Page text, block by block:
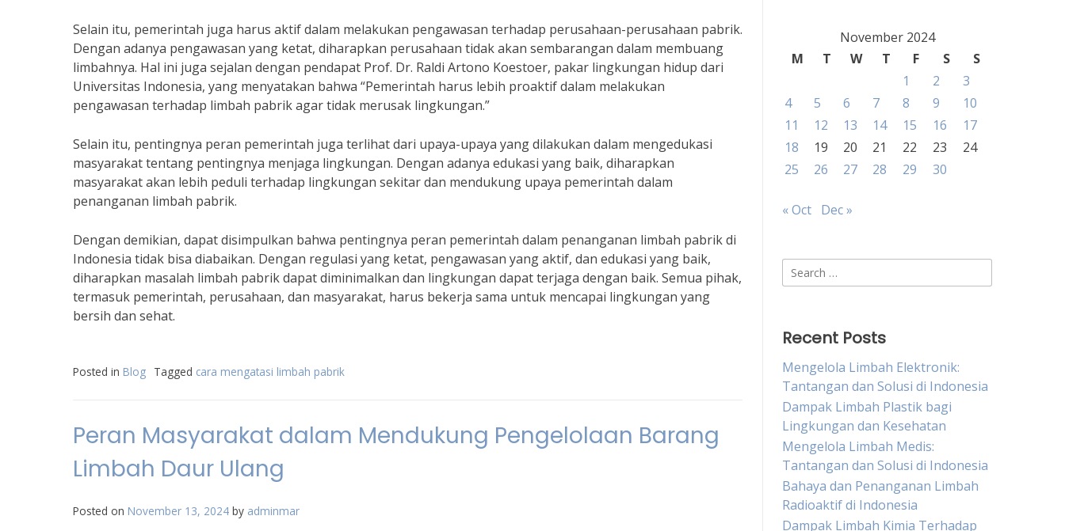
Selain itu, pemerintah juga harus aktif dalam melakukan pengawasan terhadap perusahaan-perusahaan pabrik.
Dengan adanya pengawasan yang ketat, diharapkan perusahaan tidak akan sembarangan dalam membuang
limbahnya. Hal ini juga sejalan dengan pendapat Prof. Dr. Raldi Artono Koestoer, pakar lingkungan hidup dari
Universitas Indonesia, yang menyatakan bahwa “Pemerintah harus lebih proaktif dalam melakukan
pengawasan terhadap limbah pabrik agar tidak merusak lingkungan.”
Selain itu, pentingnya peran pemerintah juga terlihat dari upaya-upaya yang dilakukan dalam mengedukasi
masyarakat tentang pentingnya menjaga lingkungan. Dengan adanya edukasi yang baik, diharapkan
masyarakat akan lebih peduli terhadap lingkungan sekitar dan mendukung upaya pemerintah dalam
penanganan limbah pabrik.
Dengan demikian, dapat disimpulkan bahwa pentingnya peran pemerintah dalam penanganan limbah pabrik di
Indonesia tidak bisa diabaikan. Dengan regulasi yang ketat, pengawasan yang aktif, dan edukasi yang baik,
diharapkan masalah limbah pabrik dapat diminimalkan dan lingkungan dapat terjaga dengan baik. Semua pihak,
termasuk pemerintah, perusahaan, dan masyarakat, harus bekerja sama untuk mencapai lingkungan yang
bersih dan sehat.
Posted in Blog Tagged cara mengatasi limbah pabrik
Peran Masyarakat dalam Mendukung Pengelolaan Barang
Limbah Daur Ulang
Posted on November 13, 2024 by adminmar
November 2024
M
T W T F S
S
1
2
3
4
5 6 7 8 9
10
11
12 13 14 15 16
17
18
19 20 21 22 23
24
25
26 27 28 29 30
« Oct Dec »
Search
for:
Recent Posts
Mengelola Limbah Elektronik:
Tantangan dan Solusi di Indonesia
Dampak Limbah Plastik bagi
Lingkungan dan Kesehatan
Mengelola Limbah Medis:
Tantangan dan Solusi di Indonesia
Bahaya dan Penanganan Limbah
Radioaktif di Indonesia
Dampak Limbah Kimia Terhadap